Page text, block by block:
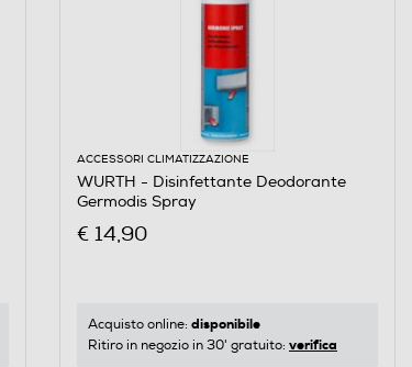
ACCESSORI CLIMATIZZAZIONE
WURTH - Disinfettante Deodorante
Germodis Spray
€ 14,90
Acquisto online: disponibile
Ritiro in negozio in 30' gratuito: verifica